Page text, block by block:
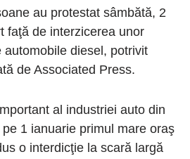
au protestat sâmbătă, 2
faţă de interzicerea unor
automobile diesel, potrivit
de Associated Press.
al industriei auto din
1 ianuarie primul mare oraş
o interdicţie la scară largă